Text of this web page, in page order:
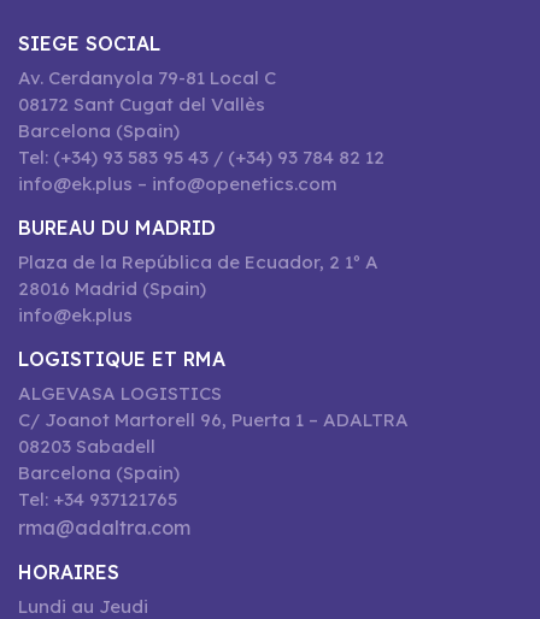
SIEGE SOCIAL
Av. Cerdanyola 79-81 Local C
08172 Sant Cugat del Vallès
Barcelona (Spain)
Tel: (+34) 93 583 95 43 / (+34) 93 784 82 12
info@ek.plus – info@openetics.com
BUREAU DU MADRID
Plaza de la República de Ecuador, 2 1º A
28016 Madrid (Spain)
info@ek.plus
LOGISTIQUE ET RMA
ALGEVASA LOGISTICS
C/ Joanot Martorell 96, Puerta 1 – ADALTRA
08203 Sabadell
Barcelona (Spain)
Tel: +34 937121765
rma@adaltra.com
HORAIRES
Lundi au Jeudi